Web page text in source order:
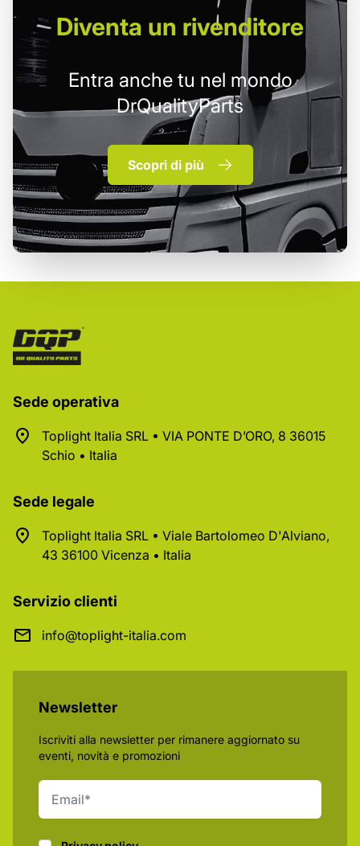
Diventa un rivenditore
Entra anche tu nel mondo
DrQualityParts
Scopri di più
Sede operativa
Toplight Italia SRL • VIA PONTE D’ORO, 8 36015
Schio • Italia
Sede legale
Toplight Italia SRL • Viale Bartolomeo D'Alviano,
43 36100 Vicenza • Italia
Servizio clienti
info@toplight-italia.com
Newsletter
Iscriviti alla newsletter per rimanere aggiornato su
eventi, novità e promozioni